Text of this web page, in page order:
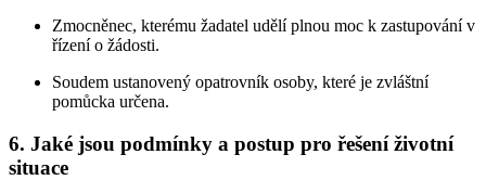
Zmocněnec, kterému žadatel udělí plnou moc k zastupování v
řízení o žádosti.
Soudem ustanovený opatrovník osoby, které je zvláštní
pomůcka určena.
6. Jaké jsou podmínky a postup pro řešení životní
situace